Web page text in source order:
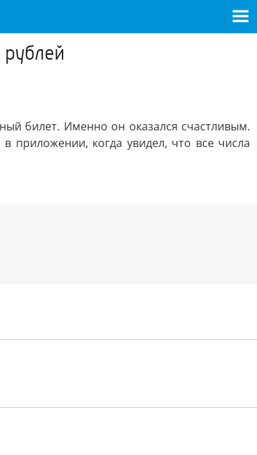
билет. Именно он оказался счастливым.
когда увидел, что все числа